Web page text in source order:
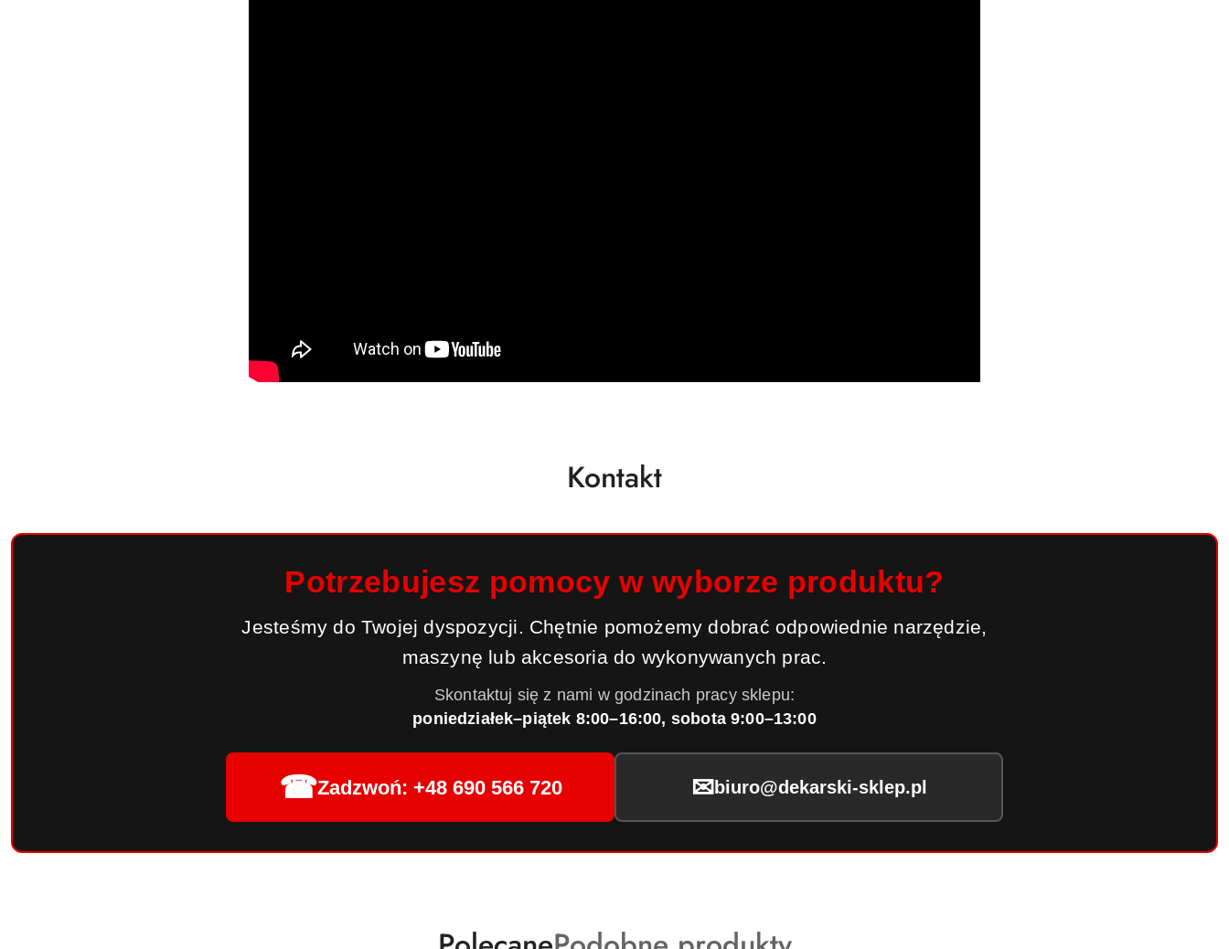
Kontakt
Potrzebujesz pomocy w wyborze produktu?
Jesteśmy do Twojej dyspozycji. Chętnie pomożemy dobrać odpowiednie narzędzie,
maszynę lub akcesoria do wykonywanych prac.
Skontaktuj się z nami w godzinach pracy sklepu:
poniedziałek–piątek 8:00–16:00, sobota 9:00–13:00
☎Zadzwoń: +48 690 566 720 ✉ biuro@dekarski-sklep.pl